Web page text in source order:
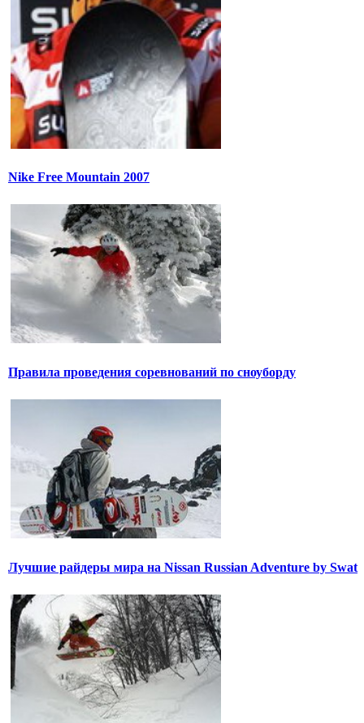
Nike Free Mountain 2007
Правила проведения соревнований по сноуборду
Лучшие райдеры мира на Nissan Russian Adventure by Swat